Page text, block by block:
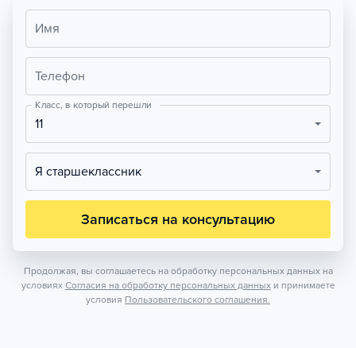
Имя
Телефон
Класс, в который перешли
11
Я старшеклассник
Записаться на консультацию
Продолжая, вы соглашаетесь на обработку персональных данных на
условиях Согласия на обработку персональных данных и принимаете
условия Пользовательского соглашения.